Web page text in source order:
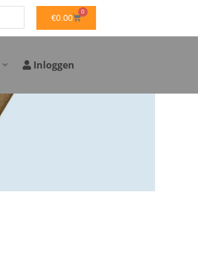
€0.00
0
WINKELWAGEN
Inloggen